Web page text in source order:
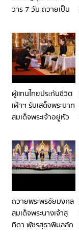
วาร 7 วัน ถวายเป็น
พระเจ้าลูกเธอ เจ้าฟ้า
พัชรกิติยาภา นเรนทิ
ราเทพยวดี กรมหลวง
ราชสาริณีสิริพัชร
ผู้แทนไทยประกันชีวิต
เฝ้าฯ รับเสด็จพระบาท
สมเด็จพระเจ้าอยู่หัว
เจ้าฯ พระบรมราชินี ใน
พิธีเปิดศาลเจ้าไต้ฮ
งกงหยกขาว
เฉลิมพระเกียรติ 72
ถวายพระพรชัยมงคล
สมเด็จพระนางเจ้าสุ
ทิดา พัชรสุธาพิมลลัก